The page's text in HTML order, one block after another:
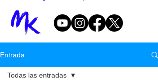
Entrada
Todas las entradas